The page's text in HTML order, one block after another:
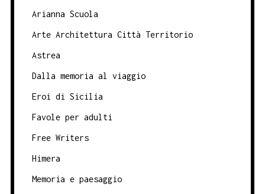
Arianna Scuola
Arte Architettura Città Territorio
Astrea
Dalla memoria al viaggio
Eroi di Sicilia
Favole per adulti
Free Writers
Himera
Memoria e paesaggio